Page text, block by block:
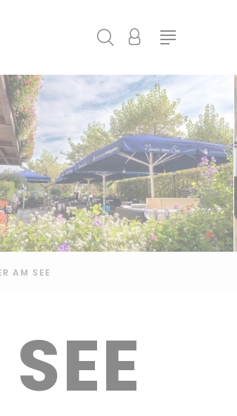
AM SEE